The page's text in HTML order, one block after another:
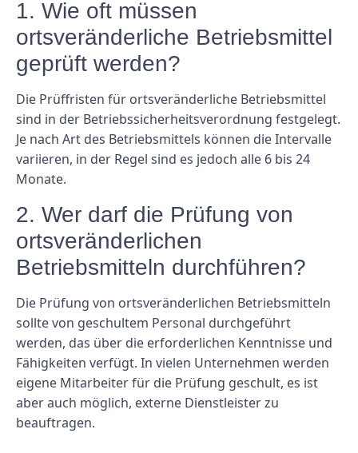
1. Wie oft müssen
ortsveränderliche Betriebsmittel
geprüft werden?
Die Prüffristen für ortsveränderliche Betriebsmittel
sind in der Betriebssicherheitsverordnung festgelegt.
Je nach Art des Betriebsmittels können die Intervalle
variieren, in der Regel sind es jedoch alle 6 bis 24
Monate.
2. Wer darf die Prüfung von
ortsveränderlichen
Betriebsmitteln durchführen?
Die Prüfung von ortsveränderlichen Betriebsmitteln
sollte von geschultem Personal durchgeführt
werden, das über die erforderlichen Kenntnisse und
Fähigkeiten verfügt. In vielen Unternehmen werden
eigene Mitarbeiter für die Prüfung geschult, es ist
aber auch möglich, externe Dienstleister zu
beauftragen.